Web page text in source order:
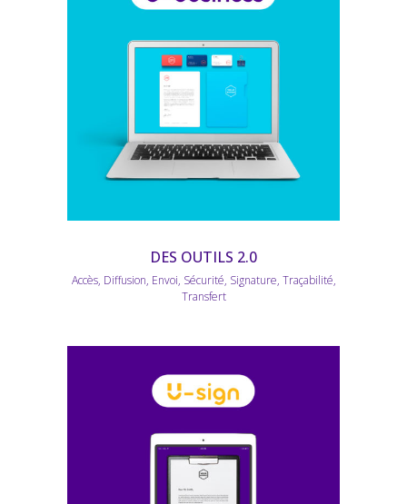
DES OUTILS 2.0
Accès, Diffusion, Envoi, Sécurité, Signature, Traçabilité,
Transfert